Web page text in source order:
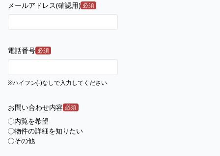
メールアドレス(確認用) 必須
電話番号 必須
※ハイフン(-)なしで入力してください
お問い合わせ内容 必須
内覧を希望
物件の詳細を知りたい
その他